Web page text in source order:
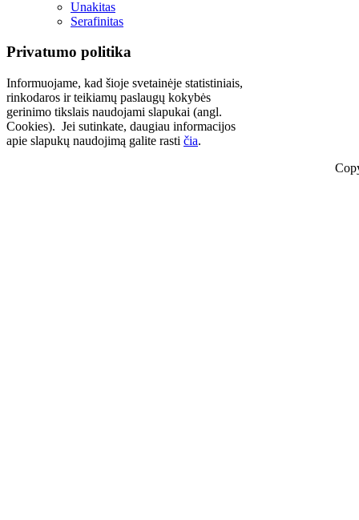
Unakitas
Serafinitas
Privatumo politika
Informuojame, kad šioje svetainėje statistiniais,
rinkodaros ir teikiamų paslaugų kokybės
gerinimo tikslais naudojami slapukai (angl.
Cookies). Jei sutinkate, daugiau informacijos
apie slapukų naudojimą galite rasti čia.